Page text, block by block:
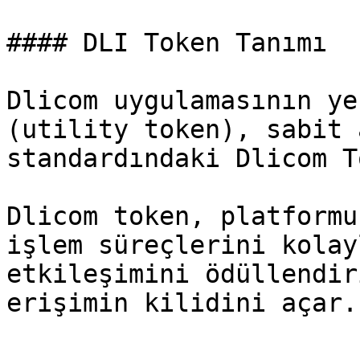
#### DLI Token Tanımı
Dlicom uygulamasının
(utility token), sabit
standardındaki Dlicom
Dlicom token,
işlem süreçlerini
etkileşimini
erişimin kilidini açar.